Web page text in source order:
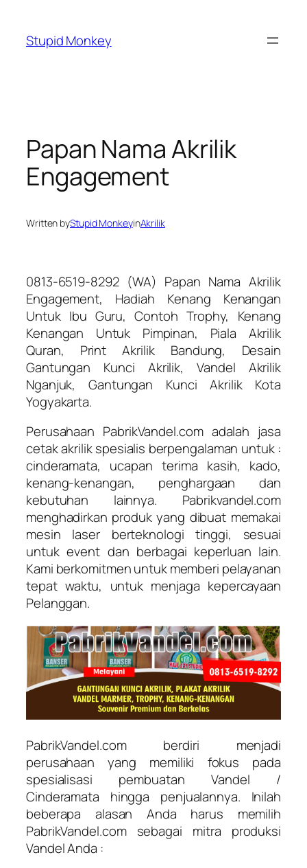
content
Stupid Monkey
Papan Nama Akrilik
Engagement
Written byStupid MonkeyinAkrilik
0813-6519-8292 (WA) Papan Nama Akrilik
Engagement, Hadiah Kenang Kenangan
Untuk Ibu Guru, Contoh Trophy, Kenang
Kenangan Untuk Pimpinan, Piala Akrilik
Quran, Print Akrilik Bandung, Desain
Gantungan Kunci Akrilik, Vandel Akrilik
Nganjuk, Gantungan Kunci Akrilik Kota
Yogyakarta.
Perusahaan PabrikVandel.com adalah jasa
cetak akrilik spesialis berpengalaman untuk :
cinderamata, ucapan terima kasih, kado,
kenang-kenangan, penghargaan dan
kebutuhan lainnya. Pabrikvandel.com
menghadirkan produk yang dibuat memakai
mesin laser berteknologi tinggi, sesuai
untuk event dan berbagai keperluan lain.
Kami berkomitmen untuk memberi pelayanan
tepat waktu, untuk menjaga kepercayaan
Pelanggan.
PabrikVandel.com berdiri menjadi
perusahaan yang memiliki fokus pada
spesialisasi pembuatan Vandel /
Cinderamata hingga penjualannya. Inilah
beberapa alasan Anda harus memilih
PabrikVandel.com sebagai mitra produksi
Vandel Anda :